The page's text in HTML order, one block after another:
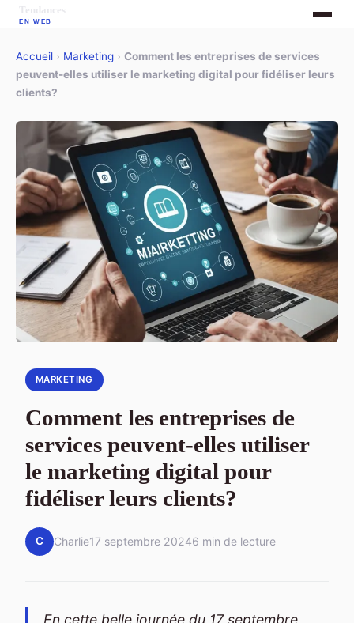
Accueil › Marketing › Comment les entreprises de services
peuvent-elles utiliser le marketing digital pour fidéliser leurs
clients?
MARKETING
Comment les entreprises de
services peuvent-elles utiliser
le marketing digital pour
fidéliser leurs clients?
C Charlie17 septembre 20246 min de lecture
En cette belle journée du 17 septembre